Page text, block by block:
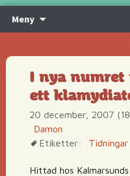
Meny
innehåll
I nya numret
ett
20 december, 2007
Damon
Etiketter:
Tidningar
Hittad hos